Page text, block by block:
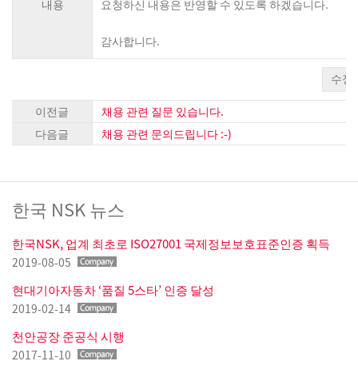
내용 요청하신 내용은 반영할 수 있도록 하겠습니다.
감사합니다.
수정
이전글
채용 관련 질문 있습니다.
다음글
채용 관련 문의드립니다 :-)
한국 NSK 뉴스
한국NSK, 업계 최초로 ISO27001 국제정보보호표준인증 획득
2019-08-05
현대기아자동차 ‘품질 5스타’ 인증 달성
2019-02-14
천안공장 준공식 시행
2017-11-10